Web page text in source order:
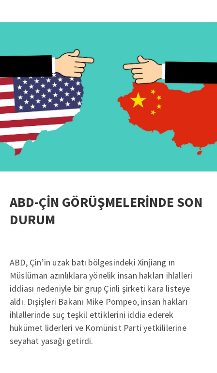
ABD-ÇİN GÖRÜŞMELERİNDE SON
DURUM
ABD, Çin’in uzak batı bölgesindeki Xinjiang ın
Müslüman azınlıklara yönelik insan hakları ihlalleri
iddiası nedeniyle bir grup Çinli şirketi kara listeye
aldı. Dışişleri Bakanı Mike Pompeo, insan hakları
ihlallerinde suç teşkil ettiklerini iddia ederek
hükümet liderleri ve Komünist Parti yetkililerine
seyahat yasağı getirdi.